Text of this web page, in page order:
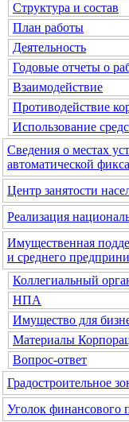
Структура и состав
План работы
Деятельность
Годовые отчеты о
Взаимодействие
Противодействие
Использование
Сведения о местах
автоматической
Центр занятости
Реализация
Имущественная
и среднего
Коллегиальный
НПА
Имущество для
Материалы
Вопрос-ответ
Градостроительное
Уголок финансового